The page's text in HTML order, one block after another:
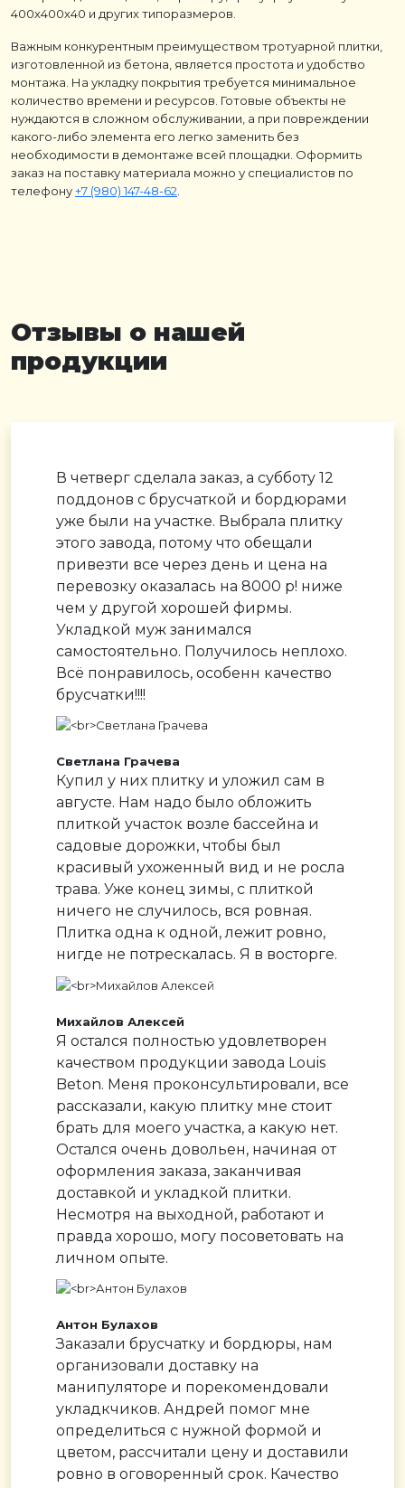
400х400х40 и других типоразмеров.
Важным конкурентным преимуществом тротуарной плитки,
изготовленной из бетона, является простота и удобство
монтажа. На укладку покрытия требуется минимальное
количество времени и ресурсов. Готовые объекты не
нуждаются в сложном обслуживании, а при повреждении
какого-либо элемента его легко заменить без
необходимости в демонтаже всей площадки. Оформить
заказ на поставку материала можно у специалистов по
телефону+7 (980) 147-48-62
Отзывы о нашей
продукции
В четверг сделала заказ, а субботу 12
поддонов с брусчаткой и бордюрами
уже были на участке. Выбрала плитку
этого завода, потому что обещали
привезти все через день и цена на
перевозку оказалась на 8000 р! ниже
чем у другой хорошей фирмы.
Укладкой муж занимался
самостоятельно. Получилось неплохо.
Всё понравилось, особенн качество
брусчатки!!!!
Светлана Грачева
Купил у них плитку и уложил сам в
августе. Нам надо было обложить
плиткой участок возле бассейна и
садовые дорожки, чтобы был
красивый ухоженный вид и не росла
трава. Уже конец зимы, с плиткой
ничего не случилось, вся ровная.
Плитка одна к одной, лежит ровно,
нигде не потрескалась. Я в восторге.
Михайлов Алексей
Я остался полностью удовлетворен
качеством продукции завода Louis
Beton. Меня проконсультировали, все
рассказали, какую плитку мне стоит
брать для моего участка, а какую нет.
Остался очень довольен, начиная от
оформления заказа, заканчивая
доставкой и укладкой плитки.
Несмотря на выходной, работают и
правда хорошо, могу посоветовать на
личном опыте.
Антон Булахов
Заказали брусчатку и бордюры, нам
организовали доставку на
манипуляторе и порекомендовали
укладкчиков. Андрей помог мне
определиться с нужной формой и
цветом, рассчитали цену и доставили
ровно в оговоренный срок. Качество